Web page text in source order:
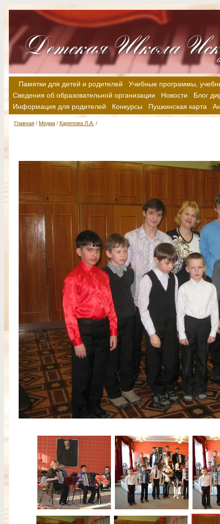
Памятки для детей и родителей
Учебные программы,
Сведения об образовательной организации
Новости
Блог
Информация для родителей
Конкурсы Пушкинская карта
Главная/ Медиа/ Карепова Л.А. /